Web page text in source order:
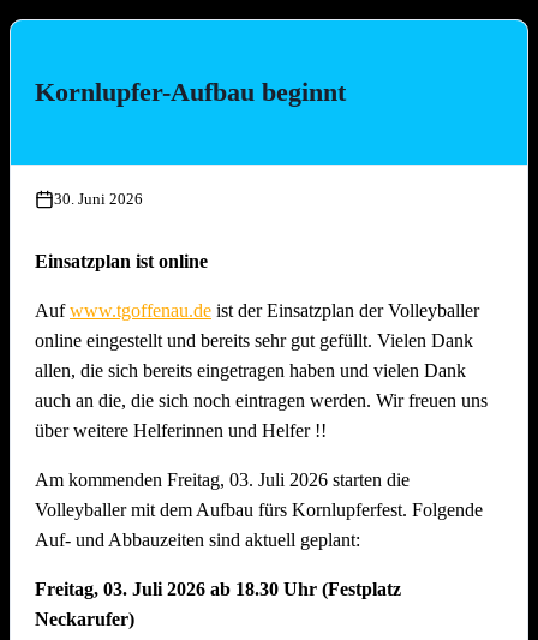
Verkabelung (Hauptaufbautag !!)
Aufbau Bühne, Herstellung Tzatziki (Vereinsküche Saline)
Gläserreinigung, Infrastruktur, Bierwagen, Aufstellung
Beleuchtung
Freitag, 17. Juli 2026 ab 16.00 Uhr
Restarbeiten, Fertigstellung Gelände und Inbetriebnahme
technische Gerätschaften
Samstag, 18. Juli 2026 ab 09.00 Uhr
Dekoration Festplatz, Preisaushang, Herstellung Salate
Dienstag, 21. Juli 2026 ab 09.00 Uhr
Kornlupfer-Aufbau beginnt
30. Juni 2026
Einsatzplan ist online
Aufwww.tgoffenau.de ist der Einsatzplan der Volleyballer
online eingestellt und bereits sehr gut gefüllt. Vielen Dank
allen, die sich bereits eingetragen haben und vielen Dank
auch an die, die sich noch eintragen werden. Wir freuen uns
über weitere Helferinnen und Helfer !!
Am kommenden Freitag, 03. Juli 2026 starten die
Volleyballer mit dem Aufbau fürs Kornlupferfest. Folgende
Auf- und Abbauzeiten sind aktuell geplant:
Freitag, 03. Juli 2026 ab 18.30 Uhr (Festplatz
Neckarufer)